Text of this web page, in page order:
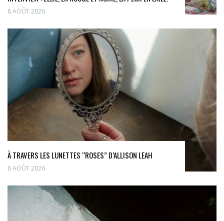
8 AOÛT 2026
À TRAVERS LES LUNETTES “ROSES” D’ALLISON LEAH
8 AOÛT 2026